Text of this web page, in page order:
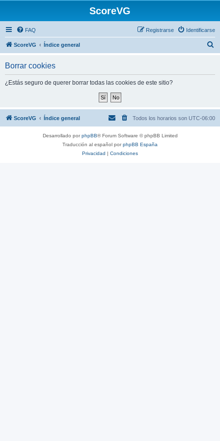
ScoreVG
FAQ Identificarse
Registrarse
ScoreVG Índice general
Borrar cookies
¿Estás seguro de querer borrar todas las cookies de este sitio?
ScoreVG Índice general Todos los horarios son UTC-06:00
Desarrollado porphpBB® Forum Software © phpBB Limited
Traducción al español porphpBB España
Privacidad | Condiciones